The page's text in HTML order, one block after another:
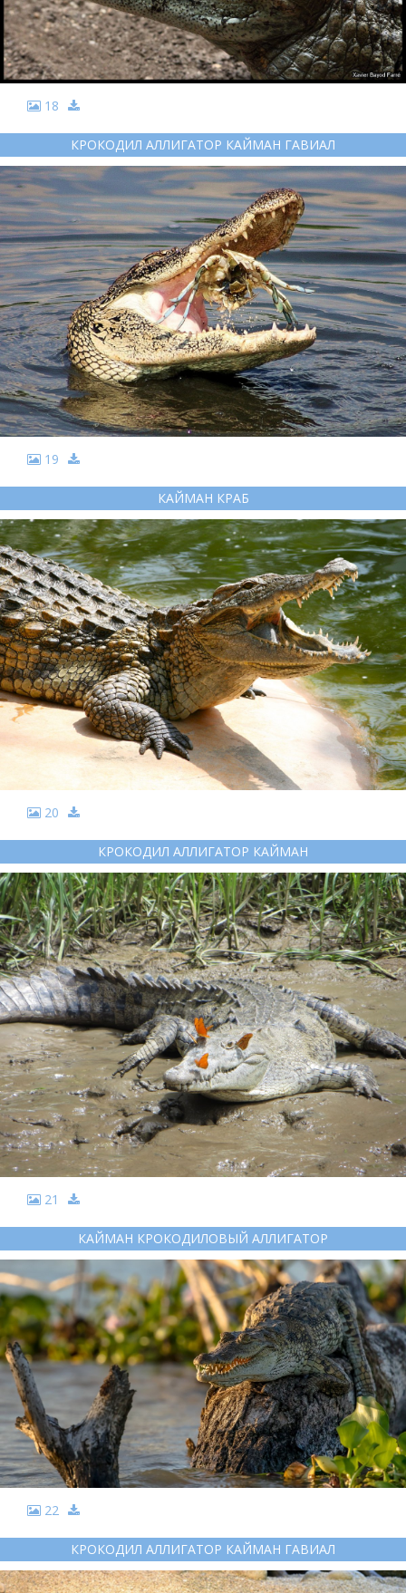
18
КРОКОДИЛ АЛЛИГАТОР КАЙМАН ГАВИАЛ
19
КАЙМАН КРАБ
20
КРОКОДИЛ АЛЛИГАТОР КАЙМАН
21
КАЙМАН КРОКОДИЛОВЫЙ АЛЛИГАТОР
22
КРОКОДИЛ АЛЛИГАТОР КАЙМАН ГАВИАЛ